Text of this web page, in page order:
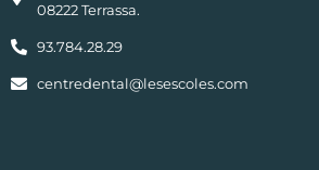
08222 Terrassa.
93.784.28.29
centredental@lesescoles.com